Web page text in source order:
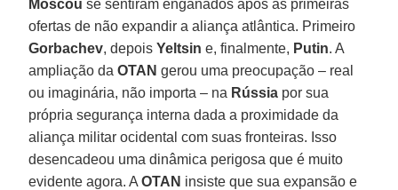
Moscou se sentiram enganados após as primeiras
ofertas de não expandir a aliança atlântica. Primeiro
Gorbachev, depoisYeltsin e, finalmente, Putin. A
ampliação daOTAN gerou uma preocupação – real
ou imaginária, não importa – na Rússia por sua
própria segurança interna dada a proximidade da
aliança militar ocidental com suas fronteiras. Isso
desencadeou uma dinâmica perigosa que é muito
evidente agora. AOTAN insiste que sua expansão e